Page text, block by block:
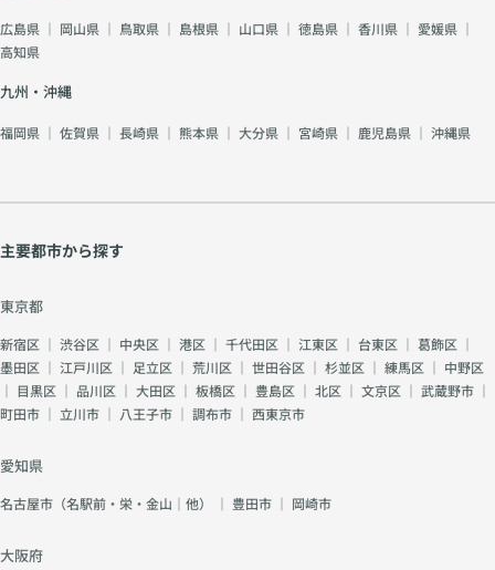
広島県 ｜ 岡山県 ｜ 鳥取県 ｜ 島根県 ｜ 山口県 ｜ 徳島県 ｜ 香川県 ｜ 愛媛県 ｜
高知県
九州・沖縄
福岡県 ｜ 佐賀県 ｜ 長崎県 ｜ 熊本県 ｜ 大分県 ｜ 宮崎県 ｜ 鹿児島県 ｜ 沖縄県
主要都市から探す
東京都
新宿区 ｜ 渋谷区 ｜ 中央区 ｜ 港区 ｜ 千代田区 ｜ 江東区 ｜ 台東区 ｜ 葛飾区 ｜
墨田区 ｜ 江戸川区 ｜ 足立区 ｜ 荒川区 ｜ 世田谷区 ｜ 杉並区 ｜ 練馬区 ｜ 中野区
｜ 目黒区 ｜ 品川区 ｜ 大田区 ｜ 板橋区 ｜ 豊島区 ｜ 北区 ｜ 文京区 ｜ 武蔵野市 ｜
町田市 ｜ 立川市 ｜ 八王子市 ｜ 調布市 ｜ 西東京市
愛知県
名古屋市（名駅前・栄・金山｜他） ｜ 豊田市 ｜ 岡崎市
大阪府